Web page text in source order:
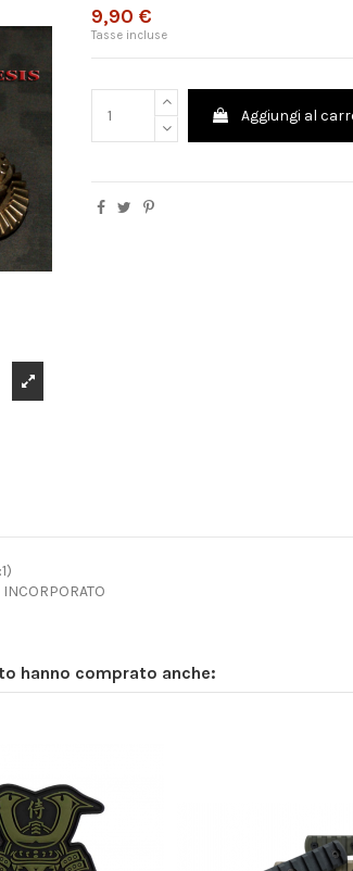
9,90 €
Tasse incluse
Aggiungi al
hanno comprato anche: